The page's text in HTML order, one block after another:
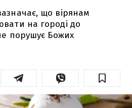
що вірянам
на городі до
порушує Божих